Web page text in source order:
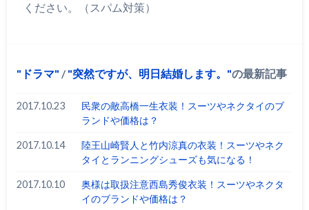
ください。（スパム対策）
ドラマ / 突然ですが、明日結婚します。 の最新記事
2017.10.23
民衆の敵高橋一生衣装！スーツやネクタイのブ
ランドや価格は？
2017.10.14
陸王山崎賢人と竹内涼真の衣装！スーツやネク
タイとランニングシューズも気になる！
2017.10.10
奥様は取扱注意西島秀俊衣装！スーツやネクタ
イのブランドや価格は？